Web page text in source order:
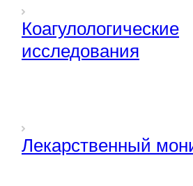
Коагулологические
исследования
Лекарственный